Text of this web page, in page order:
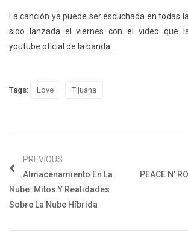
La canción ya puede ser escuchada en todas
sido lanzada el viernes con el video que
youtube oficial de la banda.
Tags: Love Tijuana
PREVIOUS
Almacenamiento En La
Nube: Mitos Y Realidades
Sobre La Nube Híbrida
PEACE N’